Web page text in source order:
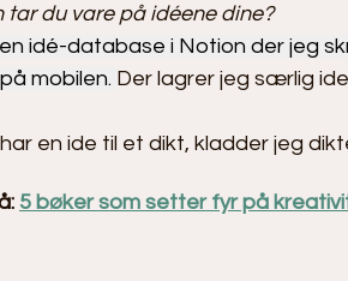
tar du vare på idéene dine?
idé-database i Notion der jeg
mobilen. Der lagrer jeg særlig
en ide til et dikt, kladder jeg
5 bøker som setter fyr på